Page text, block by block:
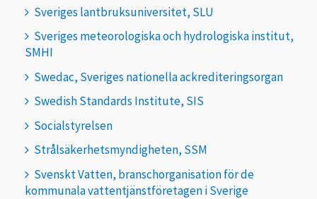
Sveriges lantbruksuniversitet, SLU
Sveriges meteorologiska och hydrologiska institut,
SMHI
Swedac, Sveriges nationella ackrediteringsorgan
Swedish Standards Institute, SIS
Socialstyrelsen
Strålsäkerhetsmyndigheten, SSM
Svenskt Vatten, branschorganisation för de
kommunala vattentjänstföretagen i Sverige